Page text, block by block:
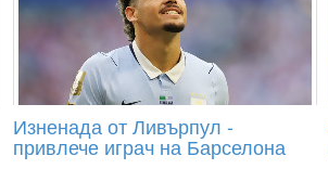
Изненада от Ливърпул -
привлече играч на Барселона